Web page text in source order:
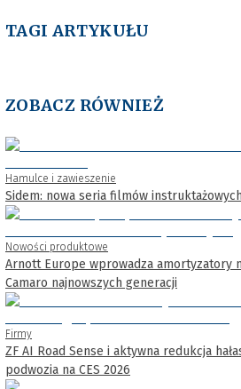
TAGI ARTYKUŁU
ZOBACZ RÓWNIEŻ
Hamulce i zawieszenie
Sidem: nowa seria filmów
Nowości produktowe
Arnott Europe wprowadza amortyzatory
Camaro najnowszych generacji
Firmy
ZF AI Road Sense i aktywna redukcja
podwozia na CES 2026